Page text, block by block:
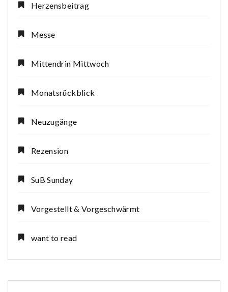
Herzensbeitrag
Messe
Mittendrin Mittwoch
Monatsrückblick
Neuzugänge
Rezension
SuB Sunday
Vorgestellt & Vorgeschwärmt
want to read